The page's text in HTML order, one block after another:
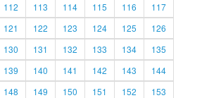
112 113 114 115 116
117
121 122 123 124 125
126
130 131 132 133 134
135
139 140 141 142 143
144
148 149 150 151 152
153